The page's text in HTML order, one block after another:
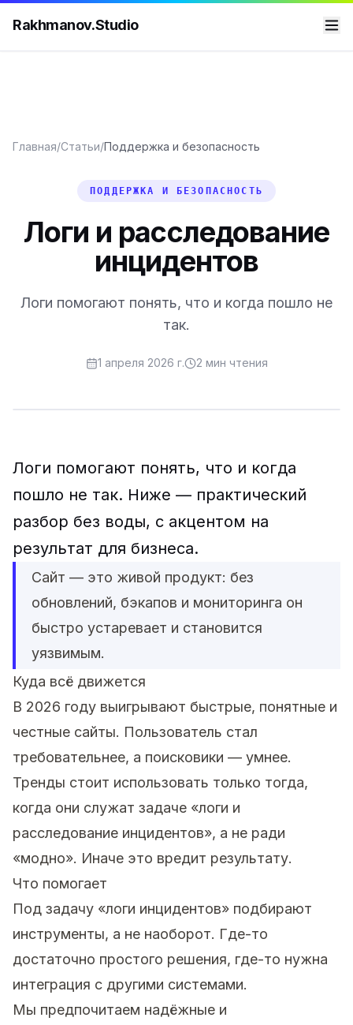
Rakhmanov.Studio
Главная/Статьи/Поддержка и безопасность
ПОДДЕРЖКА И БЕЗОПАСНОСТЬ
Логи и расследование
инцидентов
Логи помогают понять, что и когда пошло не
так.
1 апреля 2026 г. 2 мин чтения
Логи помогают понять, что и когда
пошло не так. Ниже — практический
разбор без воды, с акцентом на
результат для бизнеса.
Сайт — это живой продукт: без
обновлений, бэкапов и мониторинга он
быстро устаревает и становится
уязвимым.
Куда всё движется
В 2026 году выигрывают быстрые, понятные и
честные сайты. Пользователь стал
требовательнее, а поисковики — умнее.
Тренды стоит использовать только тогда,
когда они служат задаче «логи и
расследование инцидентов», а не ради
«модно». Иначе это вредит результату.
Что помогает
Под задачу «логи инцидентов» подбирают
инструменты, а не наоборот. Где-то
достаточно простого решения, где-то нужна
интеграция с другими системами.
Мы предпочитаем надёжные и